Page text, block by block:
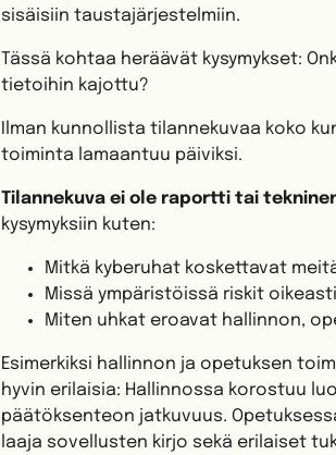
sisäisiin taustajärjestelmiin.
Tässä kohtaa heräävät kysymykset:
tietoihin kajottu?
Ilman kunnollista tilannekuvaa koko
toiminta lamaantuu päiviksi.
Tilannekuva ei ole raportti tai
kysymyksiin kuten:
Mitkä kyberuhat koskettavat
Missä ympäristöissä riskit
Miten uhkat eroavat hallinnon,
Esimerkiksi hallinnon ja opetuksen
hyvin erilaisia: Hallinnossa korostuu
päätöksenteon jatkuvuus.
laaja sovellusten kirjo sekä erilaiset